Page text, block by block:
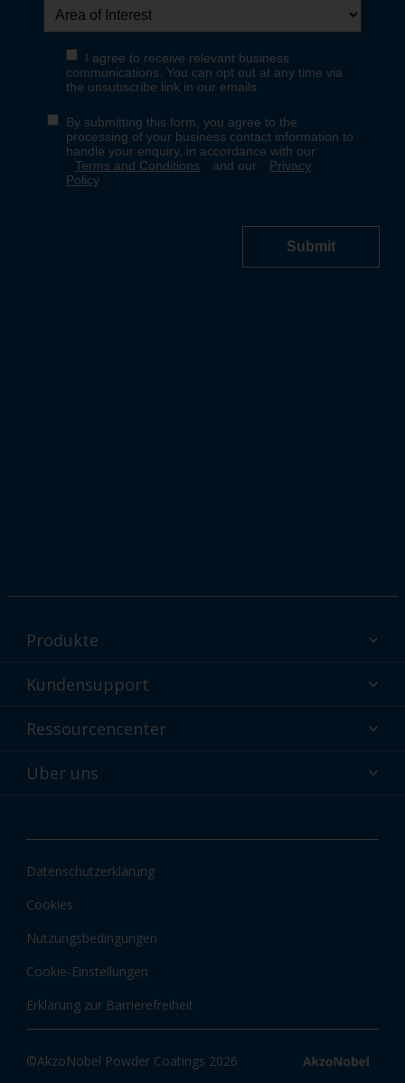
Produkte
Interpon Pulverbeschichtungen - Produkte nach Branche
Interpon Pulverbeschichtungen Farbauswahl
Interpon Technologien
Kundensupport
Technischer Service und Support
Globaler Kundenservice
Ressourcencenter
Interpon Ressourcencenter
Informationen und Zertifizierungen
Über uns
Neuigkeiten und Einblicke
Datenschutzerklärung
Cookies
Nutzungsbedingungen
Cookie-Einstellungen
Erklärung zur Barrierefreiheit
©AkzoNobel Powder Coatings 2026